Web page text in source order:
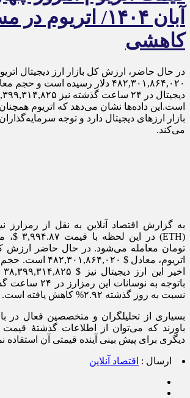
آبان ۱۴۰۴/ اتریوم در
کاهشی
در حال حاضر، ارزش کل بازار ارز دیجیتال
۴۸۲,۳۰۱,۸۶۴,۰۲۰ دلار رسیده است و
است.این داده‌ها نشان می‌دهد که اتریوم
بازار ارزهای دیجیتال دارد و توجه
می‌کند.
به گزارش اقتصاد آنلاین به نقل از رمزارز
تومان معامله می‌شود. در حال حاضر ارزش کل
باتوجه به نوسانات
نسبت به روز گذشته ۲.۹۲% کاهش یافته است.
بسیاری از تحلیلگران و متخصصین فعال در
باورند که می‌توان از اطلاعات گذشتۀ قیمت
دیگری برای پیش بینی آینده قیمتی آن استفاده
ارسال : اقتصاد آنلاین